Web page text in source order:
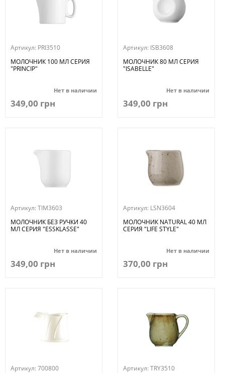
Артикул: PRI3510
МОЛОЧНИК 100 МЛ СЕРИЯ
"PRINCIP"
Нет в наличии
349,00 грн
Артикул: ISB3608
МОЛОЧНИК 80 МЛ СЕРИЯ
"ISABELLE"
Нет в наличии
349,00 грн
Артикул: TIM3603
МОЛОЧНИК БЕЗ РУЧКИ 40
МЛ СЕРИЯ "ESSKLASSE"
Нет в наличии
349,00 грн
Артикул: LSN3604
МОЛОЧНИК NATURAL 40 МЛ
СЕРИЯ "LIFE STYLE"
Нет в наличии
370,00 грн
Артикул: 700800
Артикул: TRY3510